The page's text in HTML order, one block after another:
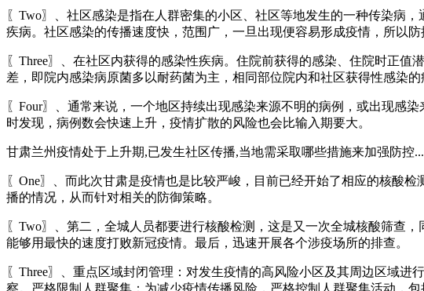
〖Two〗、社区感染是指在人群密集的小区、社区等地发生的一种传染病
疾病。社区感染的传播速度快，范围广，一旦出现便容易形成疫情，所以防
〖Three〗、在社区内获得的感染性疾病。住院前获得的感染、住院时正
差，即院内感染病原菌多以耐药菌为主，相同部位院内和社区获得性感染的
〖Four〗、通常来说，一个地区持续出现感染来源不明的病例，或出现感
时发现，病例数会快速上升，疫情扩散的风险也会比输入期要大。
甘肃兰州疫情处于上升期,已发生社区传播,当地需采取哪些措施来加强防控...
〖One〗、而此次甘肃是疫情也是比较严峻，目前已经开始了相应的核酸
播的情况，从而针对相关的防御策略。
〖Two〗、第二，全城人员都要进行核酸检测，这是又一次全城核酸筛查
能够用最快的速度打败新冠疫情。最后，迅速开展各个涉疫场所的排查。
〖Three〗、重点区域封闭管理：对发生疫情的高风险小区及其周边区域
察。严格限制人群聚集：为减少疫情传播风险，严格控制人群聚集活动，